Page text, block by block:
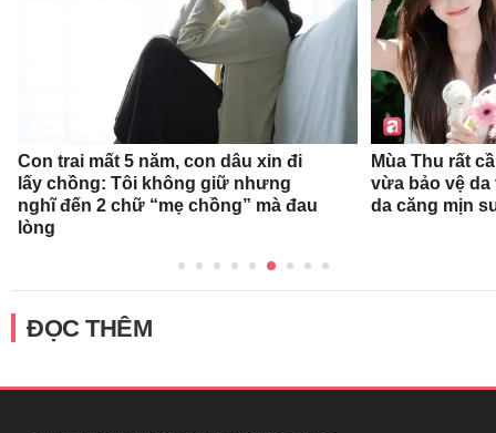
Con trai mất 5 năm, con dâu xin đi
lấy chồng: Tôi không giữ nhưng
nghĩ đến 2 chữ “mẹ chồng” mà đau
lòng
Mùa Thu rất
vừa bảo vệ
da căng mịn
ĐỌC THÊM